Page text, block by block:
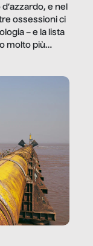
e nel
ossessioni ci
– e la lista
molto più
vediamo